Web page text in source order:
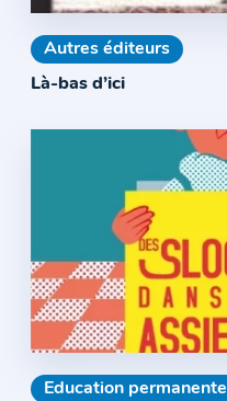
Autres éditeurs
Là-bas d’ici
Education permanente